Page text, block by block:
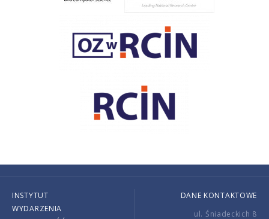
INSTYTUT
WYDARZENIA
DANE KONTAKTOWE
ul. Śniadeckich 8